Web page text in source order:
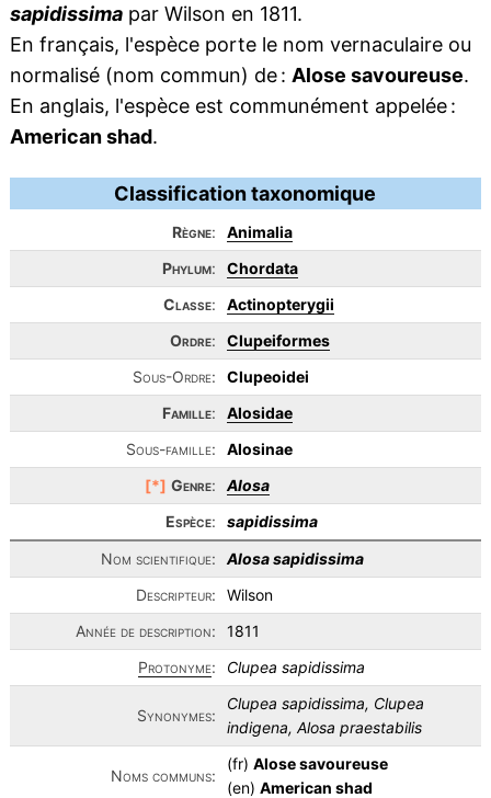
sapidissimapar Wilson en 1811.
En français, l'espèce porte le nom vernaculaire ou
normalisé (nom commun) de : Alose savoureuse.
En anglais, l'espèce est communément appelée :
American shad.
Classification taxonomique
Règne:
Animalia
Phylum:
Chordata
Classe:
Actinopterygii
Ordre:
Clupeiformes
Sous-Ordre:
Clupeoidei
Famille:
Alosidae
Sous-famille:
Alosinae
[*] Genre:
Alosa
Espèce:
sapidissima
Nom scientifique:
Alosa sapidissima
Descripteur:
Wilson
Année de description:
1811
Protonyme: Clupea sapidissima
Synonymes:
Clupea sapidissima, Clupea
indigena, Alosa praestabilis
Noms communs:
(fr) Alose savoureuse
(en) American shad